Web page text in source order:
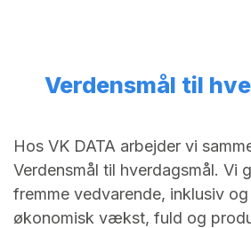
Verdensmål til
Hos VK DATA arbejder vi
Verdensmål til hverdagsmål. Vi
fremme vedvarende, inklusiv
økonomisk vækst, fuld og